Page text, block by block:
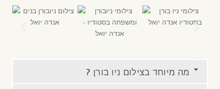
מה מיוחד בצילום ניו בורן ?